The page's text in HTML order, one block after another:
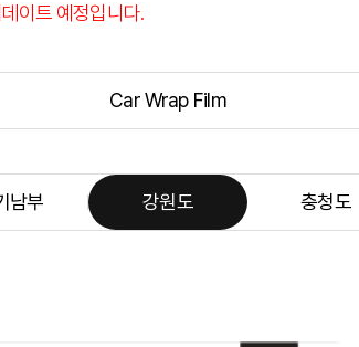
이트 예정입니다.
Car Wrap Film
남부 강원도 충청도